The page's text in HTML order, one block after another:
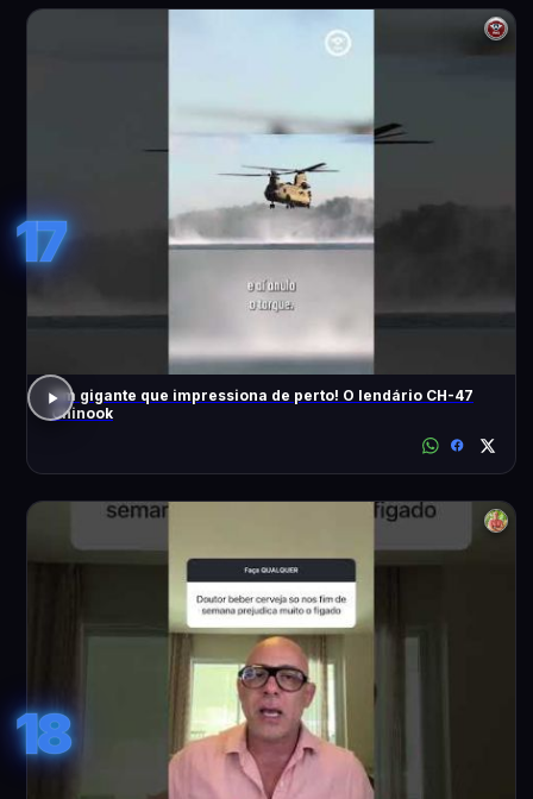
17
Um gigante que impressiona de perto! O lendário CH-47
Chinook
18